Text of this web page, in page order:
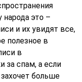
это –
и их увидят все,
полезное в
в
за спам, а если
больше